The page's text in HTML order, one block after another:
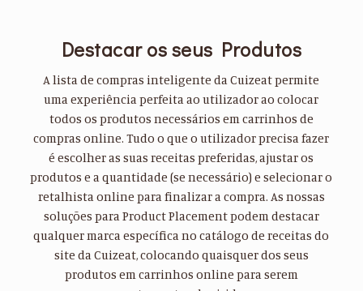
Destacar os seus Produtos
A lista de compras inteligente da Cuizeat permite
uma experiência perfeita ao utilizador ao colocar
todos os produtos necessários em carrinhos de
compras online. Tudo o que o utilizador precisa fazer
é escolher as suas receitas preferidas, ajustar os
produtos e a quantidade (se necessário) e selecionar o
retalhista online para finalizar a compra. As nossas
soluções para Product Placement podem destacar
qualquer marca específica no catálogo de receitas do
site da Cuizeat, colocando quaisquer dos seus
produtos em carrinhos online para serem